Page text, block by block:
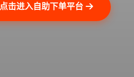
点击进入自助下单平台